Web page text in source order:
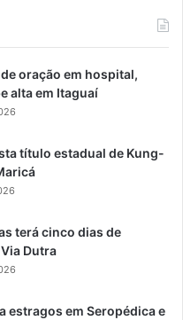
oração em hospital,
alta em Itaguaí
título estadual de Kung-
terá cinco dias de
Dutra
estragos em Seropédica e